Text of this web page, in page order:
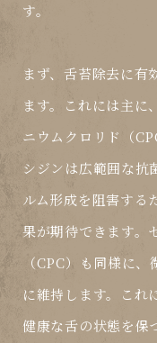
す。
まず、舌苔除去に有
ます。これには主に
ニウムクロリド（
シジンは広範囲な抗
ルム形成を阻害する
果が期待できます。
（CPC）も同様に
に維持します。これ
健康な舌の状態を保